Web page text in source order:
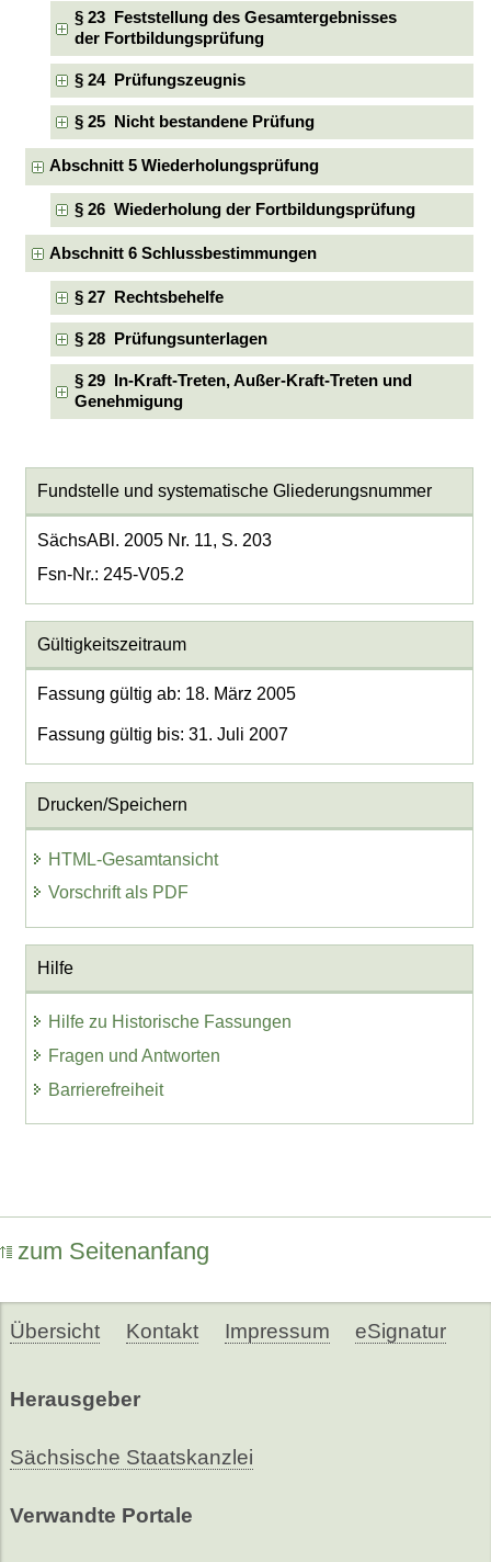
§ 23 Feststellung des Gesamtergebnisses
der Fortbildungsprüfung
§ 24 Prüfungszeugnis
§ 25 Nicht bestandene Prüfung
Abschnitt 5 Wiederholungsprüfung
§ 26 Wiederholung der Fortbildungsprüfung
Abschnitt 6 Schlussbestimmungen
§ 27 Rechtsbehelfe
§ 28 Prüfungsunterlagen
§ 29 In-Kraft-Treten, Außer-Kraft-Treten und
Genehmigung
Fundstelle und systematische Gliederungsnummer
SächsABl. 2005 Nr. 11, S. 203
Fsn-Nr.: 245-V05.2
Gültigkeitszeitraum
Fassung gültig ab: 18. März 2005
Fassung gültig bis: 31. Juli 2007
Drucken/Speichern
HTML-Gesamtansicht
Vorschrift als PDF
Hilfe
Hilfe zu Historische Fassungen
Fragen und Antworten
Barrierefreiheit
zum Seitenanfang
Übersicht Kontakt Impressum eSignatur
Herausgeber
Sächsische Staatskanzlei
Verwandte Portale